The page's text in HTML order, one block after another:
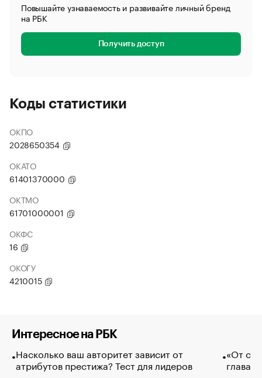
Повышайте узнаваемость и развивайте личный бренд
на РБК
Получить доступ
Коды статистики
ОКПО
2028650354
ОКАТО
61401370000
ОКТМО
61701000001
ОКФС
16
ОКОГУ
4210015
Интересное на РБК
Насколько ваш авторитет зависит от
атрибутов престижа? Тест для лидеров
«От
глава